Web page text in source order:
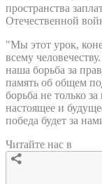
пространства
Отечественной
"Мы этот урок,
всему
наша борьба за
память об общем
борьба не только
настоящее и
победа будет за
Читайте нас в